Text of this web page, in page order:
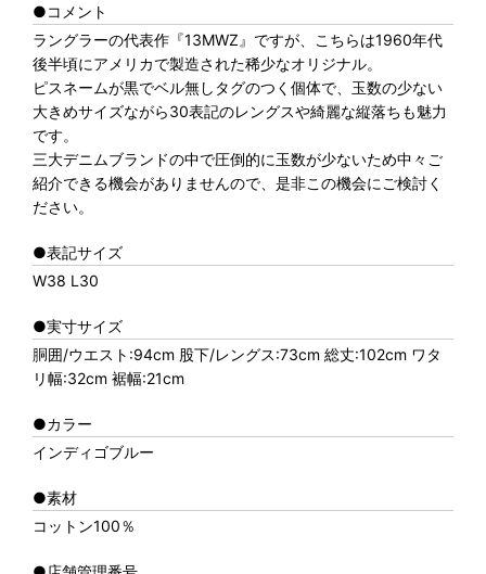
●コメント
ラングラーの代表作『13MWZ』ですが、こちらは1960年代
後半頃にアメリカで製造された稀少なオリジナル。
ピスネームが黒でベル無しタグのつく個体で、玉数の少ない
大きめサイズながら30表記のレングスや綺麗な縦落ちも魅力
です。
三大デニムブランドの中で圧倒的に玉数が少ないため中々ご
紹介できる機会がありませんので、是非この機会にご検討く
ださい。
●表記サイズ
W38 L30
●実寸サイズ
胴囲/ウエスト:94cm 股下/レングス:73cm 総丈:102cm ワタ
リ幅:32cm 裾幅:21cm
●カラー
インディゴブルー
●素材
コットン100％